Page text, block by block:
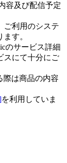
容及び配信予定
ご利用のシステ
す。
のサービス詳細
スにて十分にご
際は商品の内容
を利用していま